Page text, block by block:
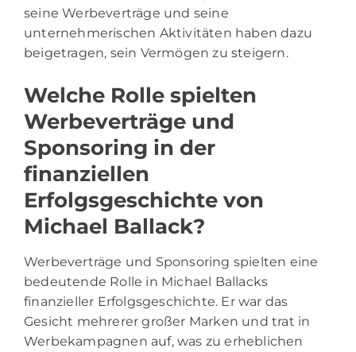
seine Werbeverträge und seine
unternehmerischen Aktivitäten haben dazu
beigetragen, sein Vermögen zu steigern.
Welche Rolle spielten
Werbeverträge und
Sponsoring in der
finanziellen
Erfolgsgeschichte von
Michael Ballack?
Werbeverträge und Sponsoring spielten eine
bedeutende Rolle in Michael Ballacks
finanzieller Erfolgsgeschichte. Er war das
Gesicht mehrerer großer Marken und trat in
Werbekampagnen auf, was zu erheblichen